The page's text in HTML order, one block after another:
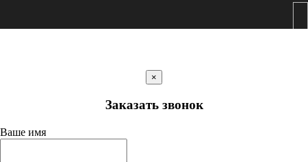
×
Заказать звонок
Ваше имя